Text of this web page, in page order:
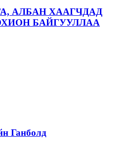
АЛБАН ХААГЧДАД
БАЙГУУЛЛАА
Ганболд